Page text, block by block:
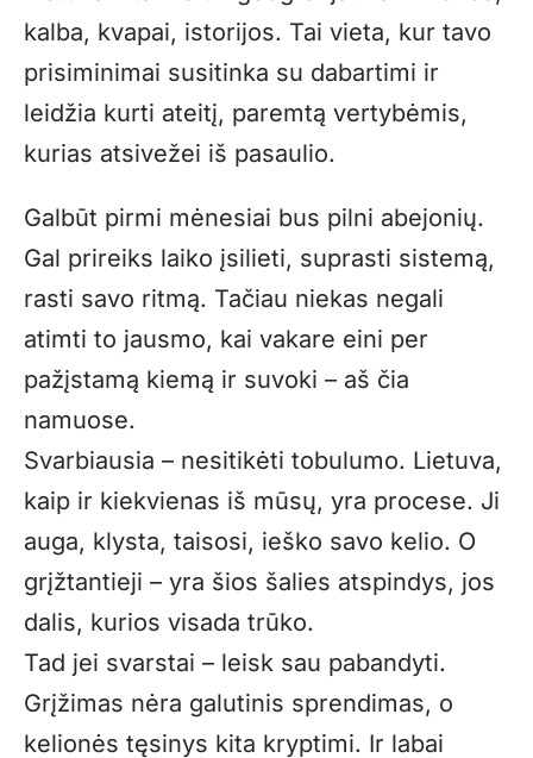
kalba, kvapai, istorijos. Tai vieta, kur tavo
prisiminimai susitinka su dabartimi ir
leidžia kurti ateitį, paremtą vertybėmis,
kurias atsivežei iš pasaulio.
Galbūt pirmi mėnesiai bus pilni abejonių.
Gal prireiks laiko įsilieti, suprasti sistemą,
rasti savo ritmą. Tačiau niekas negali
atimti to jausmo, kai vakare eini per
pažįstamą kiemą ir suvoki – aš čia
namuose.
Svarbiausia – nesitikėti tobulumo. Lietuva,
kaip ir kiekvienas iš mūsų, yra procese. Ji
auga, klysta, taisosi, ieško savo kelio. O
grįžtantieji – yra šios šalies atspindys, jos
dalis, kurios visada trūko.
Tad jei svarstai – leisk sau pabandyti.
Grįžimas nėra galutinis sprendimas, o
kelionės tęsinys kita kryptimi. Ir labai